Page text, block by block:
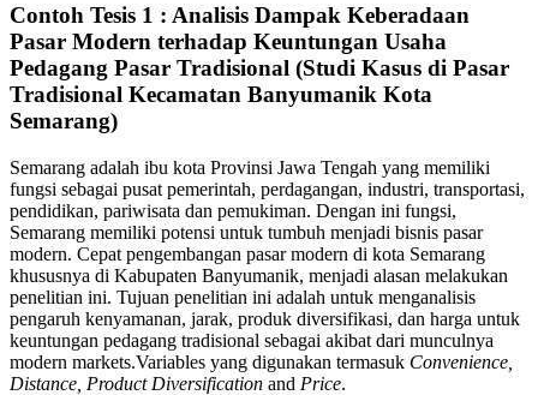
Contoh Tesis 1 : Analisis Dampak Keberadaan
Pasar Modern terhadap Keuntungan Usaha
Pedagang Pasar Tradisional (Studi Kasus di Pasar
Tradisional Kecamatan Banyumanik Kota
Semarang)
Semarang adalah ibu kota Provinsi Jawa Tengah yang memiliki
fungsi sebagai pusat pemerintah, perdagangan, industri, transportasi,
pendidikan, pariwisata dan pemukiman. Dengan ini fungsi,
Semarang memiliki potensi untuk tumbuh menjadi bisnis pasar
modern. Cepat pengembangan pasar modern di kota Semarang
khususnya di Kabupaten Banyumanik, menjadi alasan melakukan
penelitian ini. Tujuan penelitian ini adalah untuk menganalisis
pengaruh kenyamanan, jarak, produk diversifikasi, dan harga untuk
keuntungan pedagang tradisional sebagai akibat dari munculnya
modern markets.Variables yang digunakan termasuk Convenience,
Distance, Product Diversification and Price.